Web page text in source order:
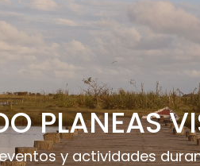
PLANEAS
y actividades